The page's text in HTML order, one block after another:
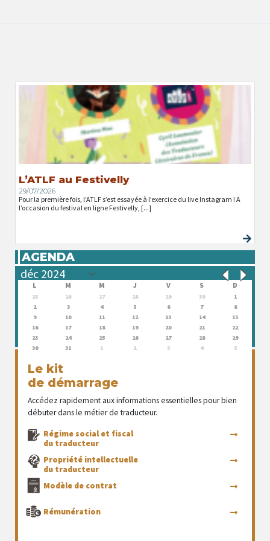
L’ATLF au Festivelly
29/07/2026
Pour la première fois, l’ATLF s’est essayée à l’exercice du live Instagram ! A
l’occasion du festival en ligne Festivelly, [...]
AGENDA
L M M J V S D
25 26 27 28 29 30
1
2
3 4 5 6 7
8
9
10 11 12 13 14
15
16
17 18 19 20 21
22
23
24 25 26 27 28
29
30
31 1 2 3 4 5
Le kit
de démarrage
Accédez rapidement aux informations essentielles pour bien
débuter dans le métier de traducteur.
Régime social et fiscal
du traducteur
Propriété intellectuelle
du traducteur
Modèle de contrat
Rémunération